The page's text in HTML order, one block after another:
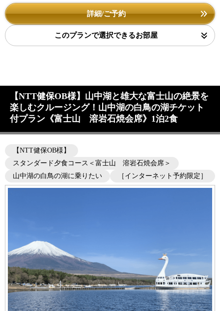
詳細/ご予約
このプランで選択できるお部屋
【NTT健保OB様】山中湖と雄大な富士山の絶景を
楽しむクルージング！山中湖の白鳥の湖チケット
付プラン《富士山 溶岩石焼会席》1泊2食
【NTT健保OB様】
スタンダード夕食コース＜富士山 溶岩石焼会席＞
山中湖の白鳥の湖に乗りたい
［インターネット予約限定］